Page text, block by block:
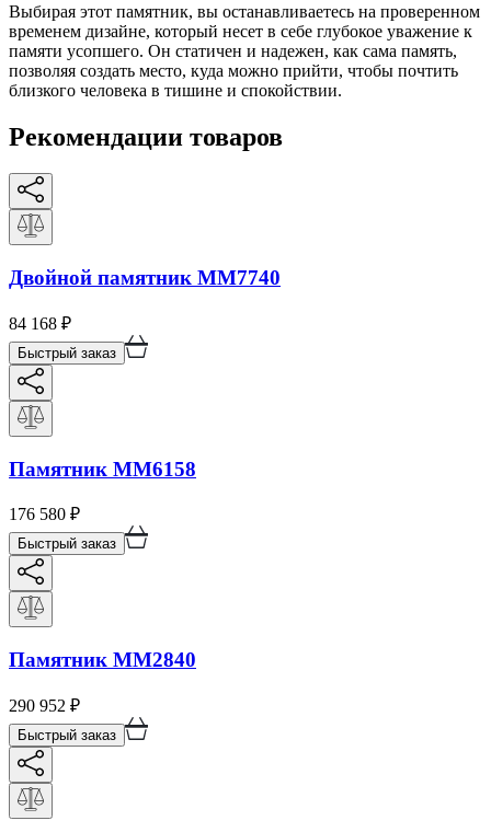
Выбирая этот памятник, вы останавливаетесь на проверенном
временем дизайне, который несет в себе глубокое уважение к
памяти усопшего. Он статичен и надежен, как сама память,
позволяя создать место, куда можно прийти, чтобы почтить
близкого человека в тишине и спокойствии.
Рекомендации товаров
Двойной памятник ММ7740
84 168 ₽
Быстрый заказ
Памятник ММ6158
176 580 ₽
Быстрый заказ
Памятник ММ2840
290 952 ₽
Быстрый заказ